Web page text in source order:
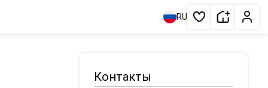
RU Избранное
Сдать
Контакты